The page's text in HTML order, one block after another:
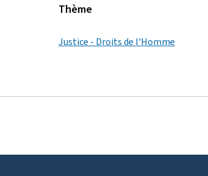
Thème
Justice - Droits de l'Homme